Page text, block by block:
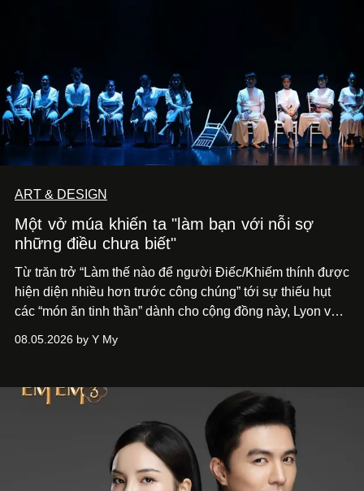
ART & DESIGN
Một vở múa khiến ta "làm bạn với nỗi sợ
những điều chưa biết"
Từ trăn trở “Làm thế nào để người Điếc/Khiếm thính được
hiện diện nhiều hơn trước công chúng” tới sự thiếu hụt
các “món ăn tinh thần” dành cho cộng đồng này, Lyon và
08.05.2026 by Y My